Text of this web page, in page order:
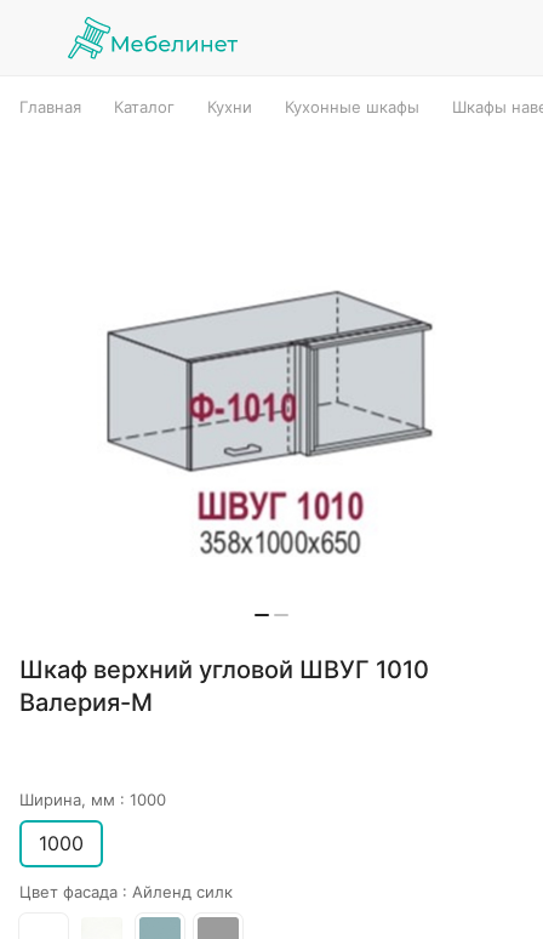
Главная Каталог Кухни Кухонные шкафы Шкафы
Шкаф верхний угловой ШВУГ 1010
Валерия-М
Ширина, мм : 1000
1000
Цвет фасада : Айленд силк